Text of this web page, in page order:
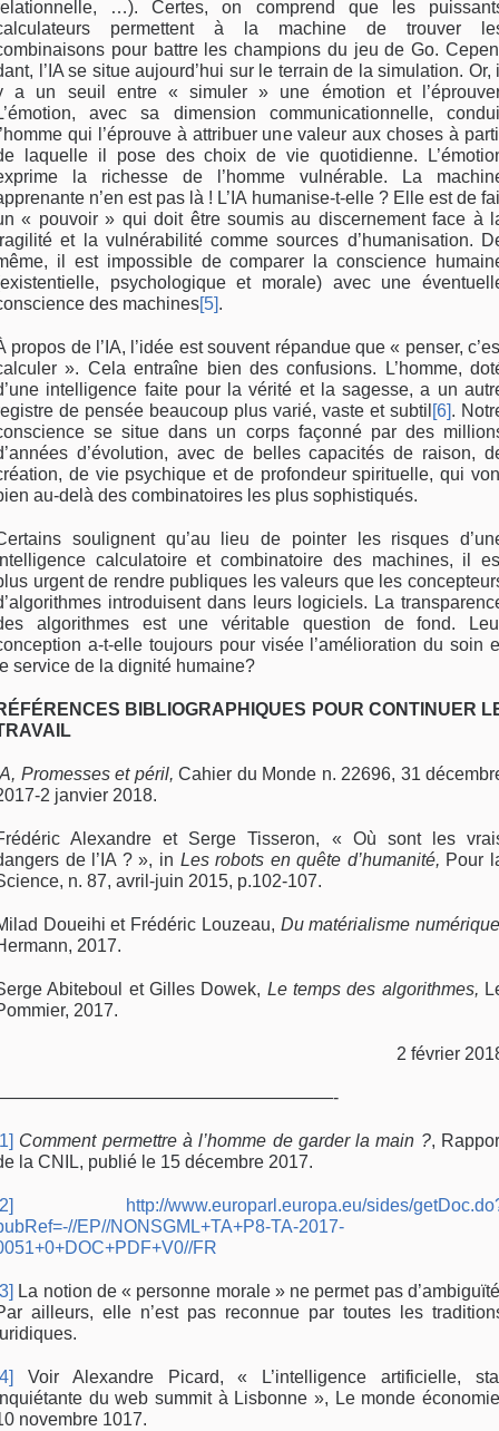
…). Certes, on comprend que les
per­mettent à la machine de trouver
pour battre les champions du jeu de Go.
l’IA se situe aujourd’hui sur le terrain de la si­mulation. Or,
a un seuil entre « simuler » une émotion et
avec sa dimension communicationnelle,
qui l’éprouve à attribuer une valeur aux choses à
la­quelle il pose des choix de vie quotidienne.
la richesse de l’homme vulnérable. La
n’en est pas là ! L’IA huma­nise-t-elle ? Elle est de
« pouvoir » qui doit être soumis au discernement face à
et la vulnérabilité comme sources d’humanisation.
il est impossible de comparer la conscience
psychologique et morale) avec une
des machines [5] .
propos de l’IA, l’idée est souvent répandue que « penser,
». Cela entraîne bien des confusions. L’homme,
intelligence faite pour la vérité et la sagesse, a un
de pensée beaucoup plus varié, vaste et subtil [6] .
se situe dans un corps façon­né par des
d’évolution, avec de belles capacités de raison,
de vie psy­chique et de profondeur spirituelle, qui
au-delà des combinatoires les plus sophistiqués.
soulignent qu’au lieu de pointer les risques
calculatoire et combi­natoire des machines, il
urgent de rendre publiques les valeurs que les
introduisent dans leurs logiciels. La
algorithmes est une véritable ques­tion de fond.
a-t-elle toujours pour visée l’amélioration du soin
service de la dignité humaine?
BIBLIOGRAPHIQUES POUR CONTINUER
Promesses et péril, Cahier du Monde n. 22696, 31
2 janvier 2018.
Alexandre et Serge Tisseron, « Où sont les
de l’IA ? », in Les robots en quête d’humanité, Pour
n. 87, avril-juin 2015, p.102-107.
Doueihi et Frédéric Louzeau, Du matéria­lisme
2017.
Abiteboul et Gilles Dowek, Le temps des algo­rithmes,
2017.
2 février
Comment permettre à l’homme de garder la main ?,
la CNIL, publié le 15 décembre 2017.
http://www.europarl.europa.eu/sides/
EP//NONSGML+TA+P8-TA-2017-
FR
La notion de « personne morale » ne permet pas
ailleurs, elle n’est pas reconnue par toutes les
Voir Alexandre Picard, « L’intelligence artificielle,
du web summit à Lisbonne », Le monde
novembre 1017.